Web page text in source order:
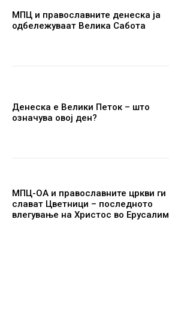
МПЦ и православните денеска ја
одбележуваат Велика Сабота
Денеска е Велики Петок – што
означува овој ден?
МПЦ-ОА и православните цркви ги
слават Цветници – последното
влегување на Христос во Ерусалим